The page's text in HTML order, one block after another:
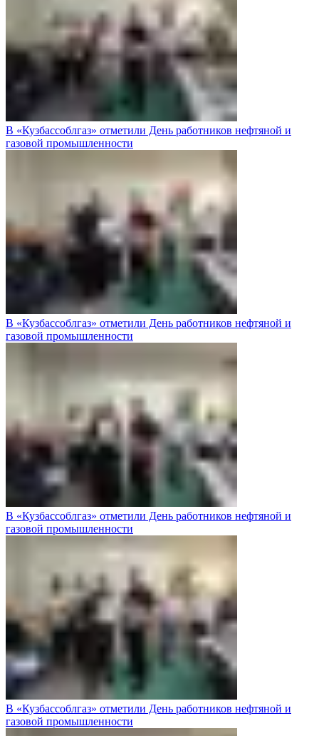
В «Кузбассоблгаз» отметили День работников нефтяной и
газовой промышленности
В «Кузбассоблгаз» отметили День работников нефтяной и
газовой промышленности
В «Кузбассоблгаз» отметили День работников нефтяной и
газовой промышленности
В «Кузбассоблгаз» отметили День работников нефтяной и
газовой промышленности